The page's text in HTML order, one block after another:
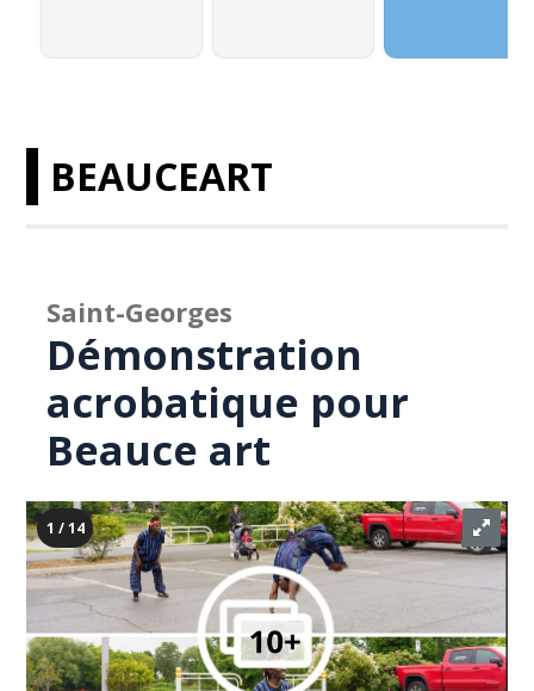
BEAUCEART
Saint-Georges
Démonstration
acrobatique pour
Beauce art
1 / 14